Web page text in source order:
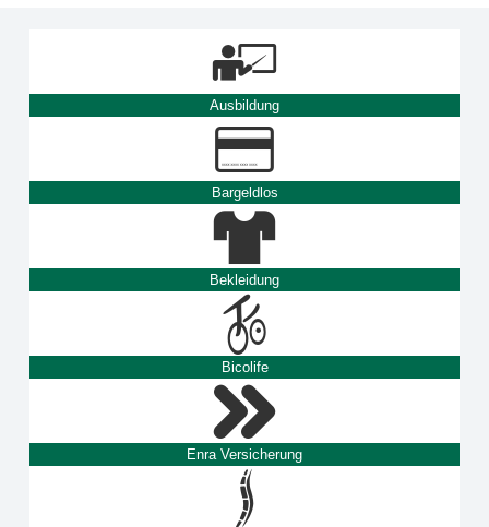
Ausbildung
Bargeldlos
Bekleidung
Bicolife
Enra Versicherung